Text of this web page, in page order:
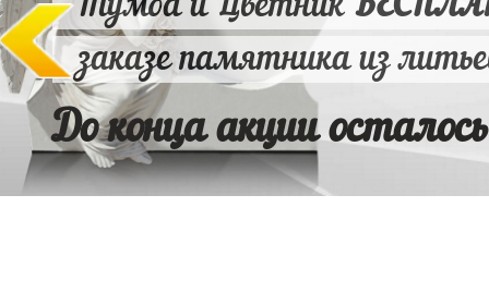
заказе памятника из
До конца акции